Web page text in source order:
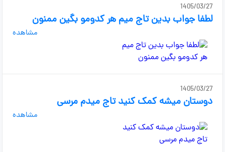
1405/03/27
لطفا جواب بدین تاج میم هر کدومو بگین ممنون
مشاهده
1405/03/27
دوستان میشه کمک کنید تاج میدم مرسی
مشاهده